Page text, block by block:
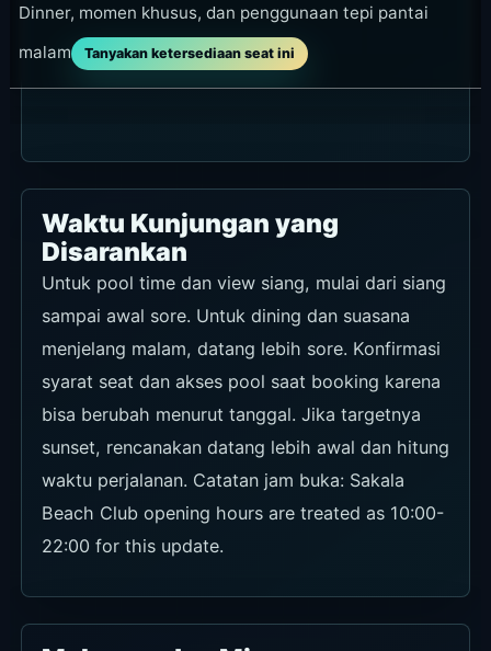
Dinner, momen khusus, dan penggunaan tepi pantai
malam
Tanyakan ketersediaan seat ini
Waktu Kunjungan yang
Disarankan
Untuk pool time dan view siang, mulai dari siang
sampai awal sore. Untuk dining dan suasana
menjelang malam, datang lebih sore. Konfirmasi
syarat seat dan akses pool saat booking karena
bisa berubah menurut tanggal. Jika targetnya
sunset, rencanakan datang lebih awal dan hitung
waktu perjalanan. Catatan jam buka: Sakala
Beach Club opening hours are treated as 10:00-
22:00 for this update.